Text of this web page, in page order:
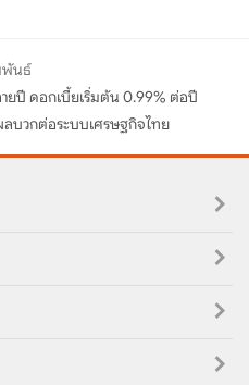
พันธ์
ยปี ดอกเบี้ยเริ่มต้น 0.99% ต่อปี
บวกต่อระบบเศรษฐกิจไทย